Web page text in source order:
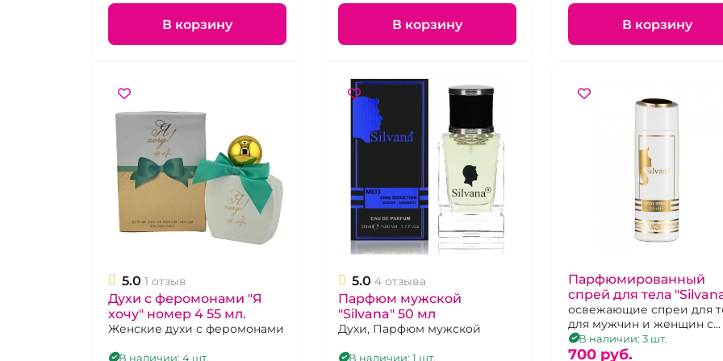
В корзину В корзину В корзину
5.0 1 отзыв
Духи с феромонами "Я
хочу" номер 4 55 мл.
Женские духи с феромонами
В наличии: 4 шт.
5.0 4 отзыва
Парфюм мужской
"Silvana" 50 мл
Духи, Парфюм мужской
В наличии: 1 шт.
Парфюмированный
спрей для тела
200 мл
освежающие спреи для
для мужчин и женщин с
приятным ароматом в
ассортименте
В наличии: 3 шт.
700 pуб.